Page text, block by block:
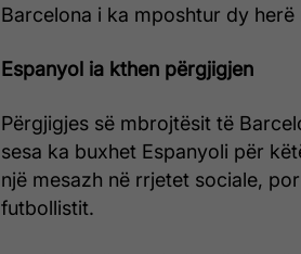
Barcelona i ka mposhtur dy
Espanyol ia kthen përgjigjen
Përgjigjes së mbrojtësit të
sesa ka buxhet Espanyoli për
një mesazh në rrjetet sociale,
futbollistit.